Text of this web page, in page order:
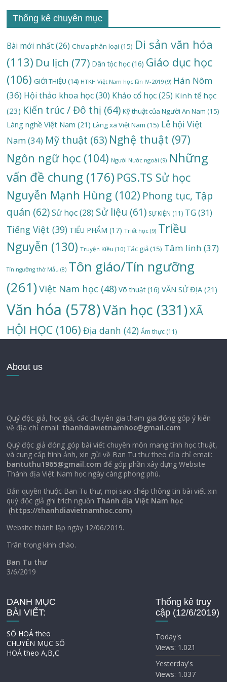
Thống kê chuyên mục
Bài mới nhất(26) Chưa phân loại (15) Di sản văn hóa
(113) Du lịch (77) Dân tộc học (16) Giáo dục học
(106) GIỚI THIỆU (14) HTKH Việt Nam học lần IV-2019 (9) Hán Nôm
(36) Hội thảo khoa học(30) Khảo cổ học(25) Kinh tế học
(23) Kiến trúc / Đô thị (64) Kỹ thuật của Người An Nam (15)
Làng nghề Việt Nam (21) Làng xã Việt Nam (15) Lễ hội Việt
Nam(34) Mỹ thuật (63) Nghệ thuật (97)
Ngôn ngữ học (104) Người Nước ngoài (9) Những
vấn đề chung (176) PGS.TS Sử học
Nguyễn Mạnh Hùng (102) Phong tục, Tập
quán (62) Sử học(28) Sử liệu (61) SỰ KIỆN (11) TG (31)
Tiếng Việt (39) TIỂU PHẨM (17) Triết học (9) Triều
Nguyễn (130) Truyện Kiều (10) Tác giả(15) Tâm linh (37)
Tín ngưỡng thờ Mẫu (8) Tôn giáo/Tín ngưỡng
(261)Việt Nam học (48) Võ thuật(16) VĂN SỬ ĐỊA (21)
Văn hóa (578)Văn học (331)XÃ
HỘI HỌC (106) Địa danh (42) Ẩm thực (11)
About us
Quý độc giả, học giả, các chuyên gia tham gia đóng góp ý kiến
về địa chỉ email: thanhdiavietnamhoc@gmail.com
Quý độc giả đóng góp bài viết chuyên môn mang tính học thuật,
và cung cấp hình ảnh, xin gửi về Ban Tu thư theo địa chỉ email:
bantuthu1965@gmail.com để góp phần xây dựng Website
Thánh địa Việt Nam học ngày càng phong phú.
Bản quyền thuộc Ban Tu thư, mọi sao chép thông tin bài viết xin
quý độc giả ghi trích nguồn Thánh địa Việt Nam học
(https://thanhdiavietnamhoc.com)
Website thành lập ngày 12/06/2019.
Trân trọng kính chào.
Ban Tu thư
3/6/2019
DANH MỤC
BÀI VIẾT:
SỐ HOÁ theo
CHUYÊN MỤCSỐ
HOÁ theo A,B,C
Thống kê truy
cập (12/6/2019)
Today's
Views: 1.021
Yesterday's
Views: 1.037